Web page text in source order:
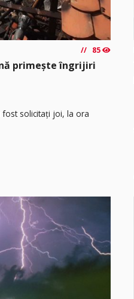
85
primește îngrijiri
fost solicitați joi, la ora